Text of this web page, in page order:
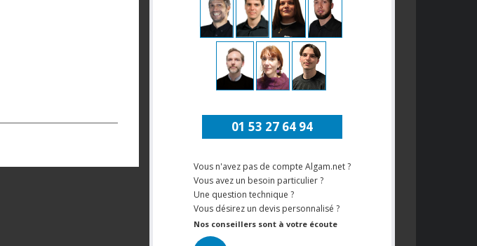
01 53 27 64 94
Vous n'avez pas de compte Algam.net ?
Vous avez un besoin particulier ?
Une question technique ?
Vous désirez un devis personnalisé ?
Nos conseillers sont à votre écoute